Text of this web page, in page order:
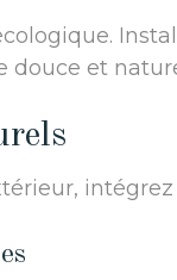
douce et
intégrez